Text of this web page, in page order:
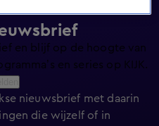
en blijf op de hoogte van
en series op KIJK.
nieuwsbrief met daarin
die wijzelf of in